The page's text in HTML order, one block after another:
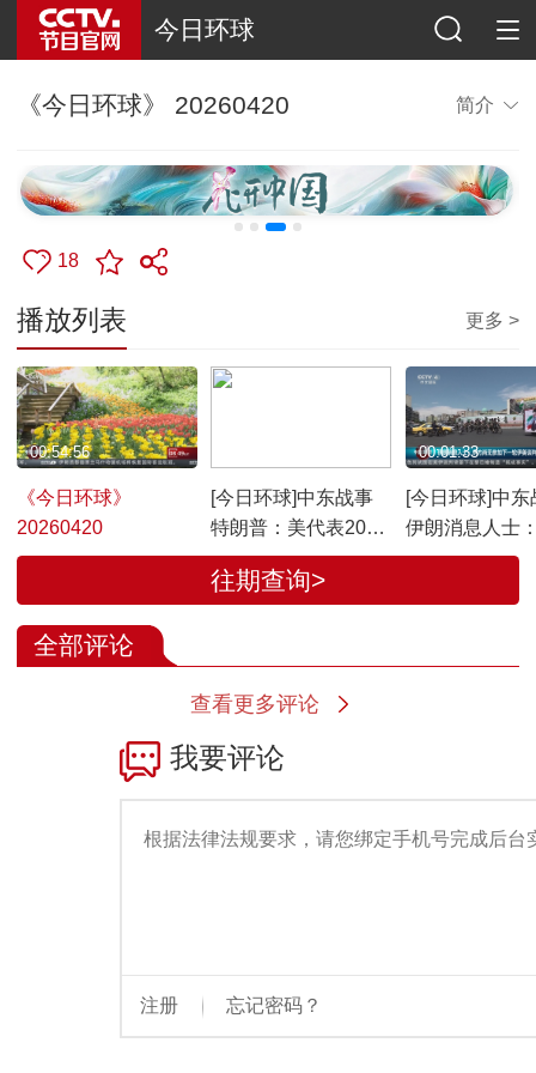
今日环球
《今日环球》 20260420 简介
18
播放列表 更多 >
《今日环球》
20260420
00:54:56
[今日环球]中东战事
特朗普：美代表20日
抵达伊斯兰堡参加美
伊谈判
[今日环球]中东
伊朗消息人士
尚无参加下一
00:01:33
往期查询>
全部评论
查看更多评论